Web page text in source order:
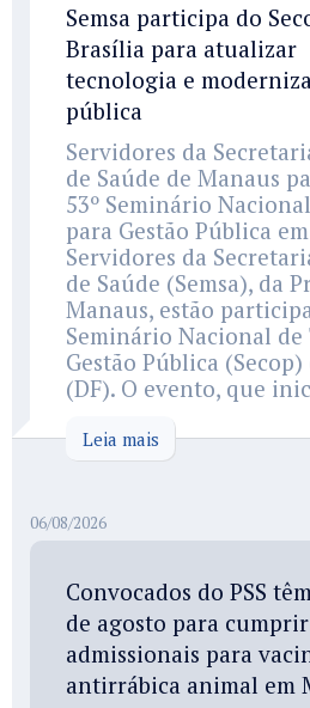
Semsa participa do
Brasília para atualizar
tecnologia e
pública
Servidores da
de Saúde de Manaus
53º Seminário
para Gestão Pública
Servidores da
de Saúde (Semsa), da
Manaus, estão
Seminário Nacional de
Gestão Pública
(DF). O evento, que
Leia mais
06/08/2026
Convocados do PSS
de agosto para
admissionais para
antirrábica animal em